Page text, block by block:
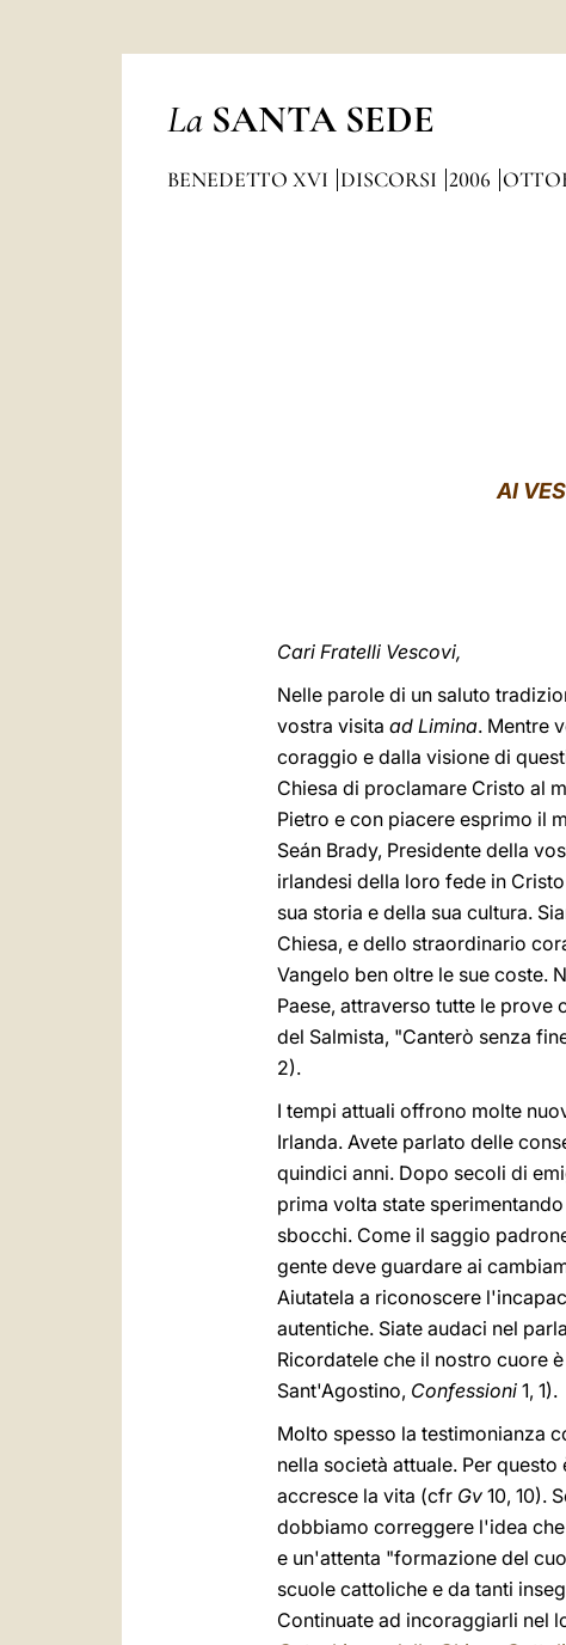
La SANTA SEDE
BENEDETTO XVI DISCORSI 2006
AI
Cari Fratelli Vescovi,
Nelle parole di un saluto
vostra visita ad Limina. Mentre
coraggio e dalla visione di
Chiesa di proclamare Cristo al
Pietro e con piacere esprimo il
Seán Brady, Presidente della
irlandesi della loro fede in
sua storia e della sua cultura.
Chiesa, e dello straordinario
Vangelo ben oltre le sue coste.
Paese, attraverso tutte le
del Salmista, "Canterò senza
2).
I tempi attuali offrono molte
Irlanda. Avete parlato delle
quindici anni. Dopo secoli di
prima volta state
sbocchi. Come il saggio
gente deve guardare ai
Aiutatela a riconoscere
autentiche. Siate audaci nel
Ricordatele che il nostro cuore
Sant'Agostino, Confessioni 1, 1).
Molto spesso la testimonianza
nella società attuale. Per
accresce la vita (cfr Gv 10, 10).
dobbiamo correggere l'idea
e un'attenta "formazione del
scuole cattoliche e da tanti
Continuate ad incoraggiarli nel